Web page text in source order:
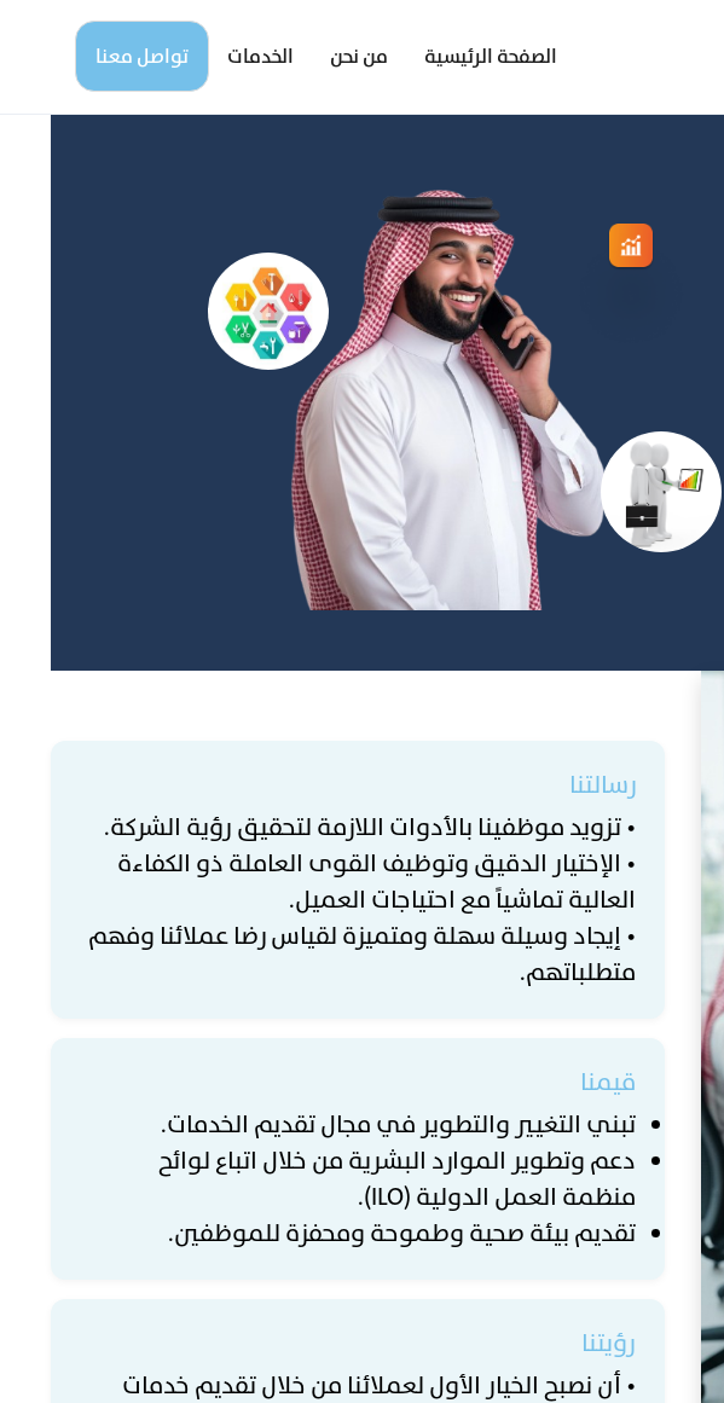
الصفحة الرئيسية من نحن الخدمات تواصل معنا
رسالتنا
• تزويد موظفينا بالأدوات اللازمة لتحقيق رؤية الشركة.
• الإختيار الدقيق وتوظيف القوى العاملة ذو الكفاءة
العالية تماشياً مع احتياجات العميل.
• إيجاد وسيلة سهلة ومتميزة لقياس رضا عملائنا وفهم
متطلباتهم.
قيمنا
تبني التغيير والتطوير في مجال تقديم الخدمات.
دعم وتطوير الموارد البشرية من خلال اتباع لوائح
منظمة العمل الدولية (ILO).
تقديم بيئة صحية وطموحة ومحفزة للموظفين.
رؤيتنا
• أن نصبح الخيار الأول لعملائنا من خلال تقديم خدمات